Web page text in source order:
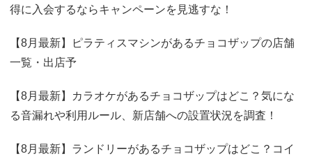
得に入会するならキャンペーンを見逃すな！
【8月最新】ピラティスマシンがあるチョコザップの店舗
一覧・出店予
【8月最新】カラオケがあるチョコザップはどこ？気にな
る音漏れや利用ルール、新店舗への設置状況を調査！
【8月最新】ランドリーがあるチョコザップはどこ？コイ